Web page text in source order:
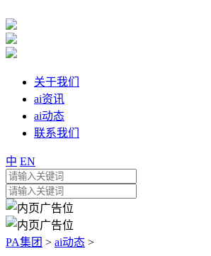
关于我们
ai资讯
ai动态
联系我们
中 EN
PA集团 > ai动态 >